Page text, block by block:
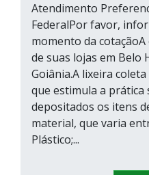
Atendimento
FederalPor favor,
momento da
de suas lojas em Belo
Goiânia.A lixeira
que estimula a prática
depositados os itens
material, que varia
Plástico;...